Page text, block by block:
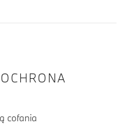
cofania